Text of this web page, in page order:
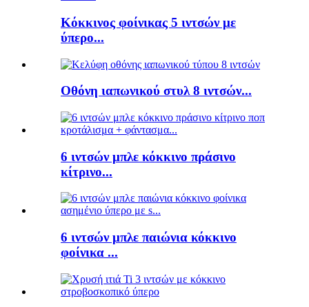
Κόκκινος φοίνικας 5 ιντσών με
ύπερο...
Οθόνη ιαπωνικού στυλ 8 ιντσών...
6 ιντσών μπλε κόκκινο πράσινο
κίτρινο...
6 ιντσών μπλε παιώνια κόκκινο
φοίνικα ...